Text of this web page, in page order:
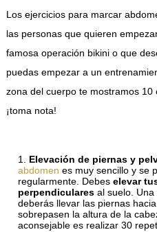
Los ejercicios para marcar
las personas que quieren
famosa operación bikini o que
puedas empezar a un
zona del cuerpo te mostramos 10
¡toma nota!
Elevación de piernas y
abdomen es muy sencillo y se
regularmente. Debeselevar
perpendicularesal suelo.
deberás llevar las piernas
sobrepasen la altura de la
aconsejable es realizar 30